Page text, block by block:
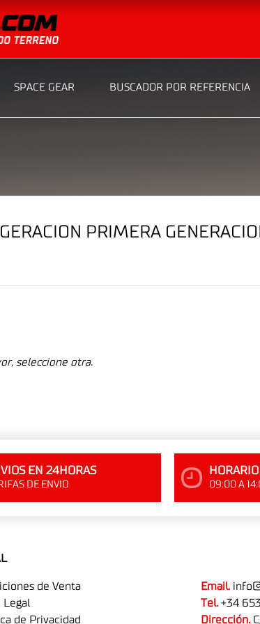
SPACE GEAR BUSCADOR POR REFERENCIA
PRIMERA
seleccione otra.
EN 24HORAS
DE ENVIO 09:00 A
de Venta
Legal
de Privacidad
Email.
Tel. +34
Dirección.